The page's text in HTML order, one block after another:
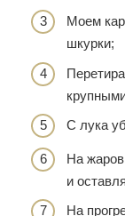
Моем
шкурки;
С лука
На
и
На